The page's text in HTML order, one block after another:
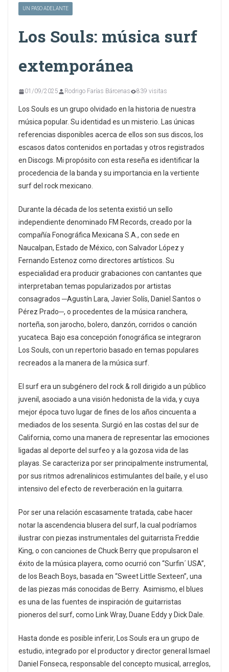
UN PASO ADELANTE
Los Souls: música surf
extemporánea
01/09/2025 Rodrigo Farías Bárcenas 839 visitas
Los Souls es un grupo olvidado en la historia de nuestra
música popular. Su identidad es un misterio. Las únicas
referencias disponibles acerca de ellos son sus discos, los
escasos datos contenidos en portadas y otros registrados
en Discogs. Mi propósito con esta reseña es identificar la
procedencia de la banda y su importancia en la vertiente
surf del rock mexicano.
Durante la década de los setenta existió un sello
independiente denominado FM Records, creado por la
compañía Fonográfica Mexicana S.A., con sede en
Naucalpan, Estado de México, con Salvador López y
Fernando Estenoz como directores artísticos. Su
especialidad era producir grabaciones con cantantes que
interpretaban temas popularizados por artistas
consagrados ─Agustín Lara, Javier Solís, Daniel Santos o
Pérez Prado─, o procedentes de la música ranchera,
norteña, son jarocho, bolero, danzón, corridos o canción
yucateca. Bajo esa concepción fonográfica se integraron
Los Souls, con un repertorio basado en temas populares
recreados a la manera de la música surf.
El surf era un subgénero del rock & roll dirigido a un público
juvenil, asociado a una visión hedonista de la vida, y cuya
mejor época tuvo lugar de fines de los años cincuenta a
mediados de los sesenta. Surgió en las costas del sur de
California, como una manera de representar las emociones
ligadas al deporte del surfeo y a la gozosa vida de las
playas. Se caracteriza por ser principalmente instrumental,
por sus ritmos adrenalínicos estimulantes del baile, y el uso
intensivo del efecto de reverberación en la guitarra.
Por ser una relación escasamente tratada, cabe hacer
notar la ascendencia blusera del surf, la cual podríamos
ilustrar con piezas instrumentales del guitarrista Freddie
King, o con canciones de Chuck Berry que propulsaron el
éxito de la música playera, como ocurrió con “Surfin´ USA”,
de los Beach Boys, basada en “Sweet Little Sexteen”, una
de las piezas más conocidas de Berry. Asimismo, el blues
es una de las fuentes de inspiración de guitarristas
pioneros del surf, como Link Wray, Duane Eddy y Dick Dale.
Hasta donde es posible inferir, Los Souls era un grupo de
estudio, integrado por el productor y director general Ismael
Daniel Fonseca, responsable del concepto musical, arreglos,